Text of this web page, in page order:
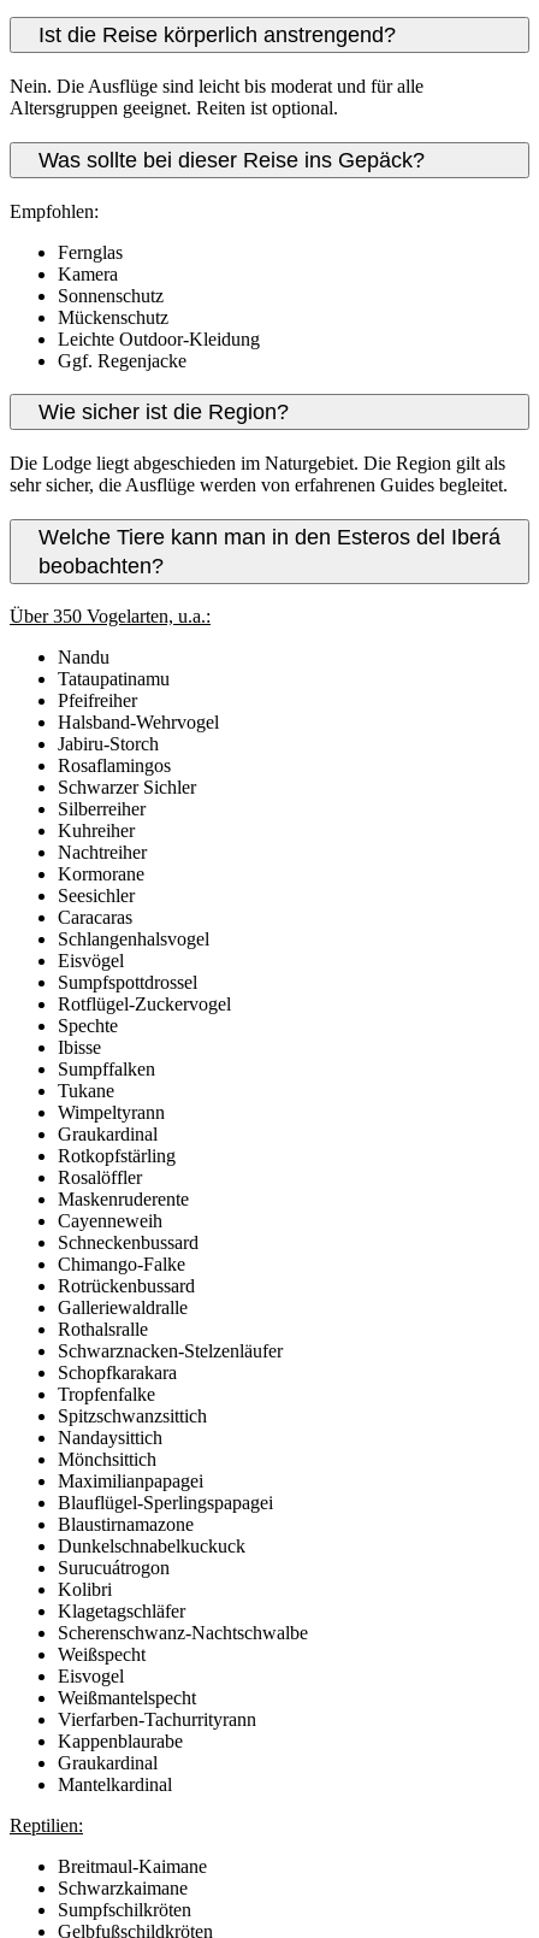
Ist die Reise körperlich anstrengend?
Nein. Die Ausflüge sind leicht bis moderat und für alle
Altersgruppen geeignet. Reiten ist optional.
Was sollte bei dieser Reise ins Gepäck?
Empfohlen:
Fernglas
Kamera
Sonnenschutz
Mückenschutz
Leichte Outdoor-Kleidung
Ggf. Regenjacke
Wie sicher ist die Region?
Die Lodge liegt abgeschieden im Naturgebiet. Die Region gilt als
sehr sicher, die Ausflüge werden von erfahrenen Guides begleitet.
Welche Tiere kann man in den Esteros del Iberá
beobachten?
Über 350 Vogelarten, u.a.:
Nandu
Tataupatinamu
Pfeifreiher
Halsband-Wehrvogel
Jabiru-Storch
Rosaflamingos
Schwarzer Sichler
Silberreiher
Kuhreiher
Nachtreiher
Kormorane
Seesichler
Caracaras
Schlangenhalsvogel
Eisvögel
Sumpfspottdrossel
Rotflügel-Zuckervogel
Spechte
Ibisse
Sumpffalken
Tukane
Wimpeltyrann
Graukardinal
Rotkopfstärling
Rosalöffler
Maskenruderente
Cayenneweih
Schneckenbussard
Chimango-Falke
Rotrückenbussard
Galleriewaldralle
Rothalsralle
Schwarznacken-Stelzenläufer
Schopfkarakara
Tropfenfalke
Spitzschwanzsittich
Nandaysittich
Mönchsittich
Maximilianpapagei
Blauflügel-Sperlingspapagei
Blaustirnamazone
Dunkelschnabelkuckuck
Surucuátrogon
Kolibri
Klagetagschläfer
Scherenschwanz-Nachtschwalbe
Weißspecht
Eisvogel
Weißmantelspecht
Vierfarben-Tachurrityrann
Kappenblaurabe
Graukardinal
Mantelkardinal
Reptilien:
Breitmaul-Kaimane
Schwarzkaimane
Sumpfschilkröten
Gelbfußschildkröten